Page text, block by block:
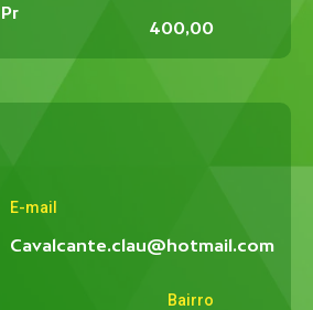
Pr
400,00
E-mail
Cavalcante.clau@hotmail.com
Bairro